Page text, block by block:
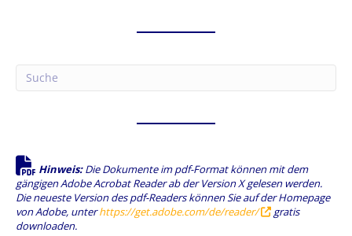
Hinweis:Die Dokumente im pdf-Format können mit dem
gängigen Adobe Acrobat Reader ab der Version X gelesen werden.
Die neueste Version des pdf-Readers können Sie auf der Homepage
von Adobe, unterhttps://get.adobe.com/de/reader/
gratis
downloaden.